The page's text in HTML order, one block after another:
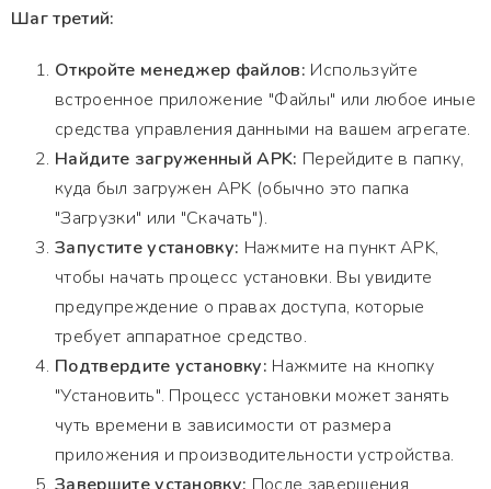
Шаг третий:
Откройте менеджер файлов: Используйте
встроенное приложение "Файлы" или любое иные
средства управления данными на вашем агрегате.
Найдите загруженный APK: Перейдите в папку,
куда был загружен APK (обычно это папка
"Загрузки" или "Скачать").
Запустите установку: Нажмите на пункт APK,
чтобы начать процесс установки. Вы увидите
предупреждение о правах доступа, которые
требует аппаратное средство.
Подтвердите установку: Нажмите на кнопку
"Установить". Процесс установки может занять
чуть времени в зависимости от размера
приложения и производительности устройства.